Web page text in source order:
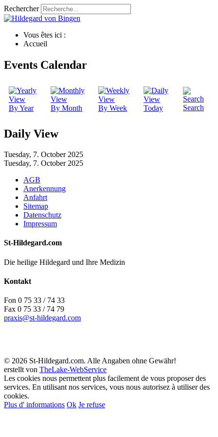
Rechercher
Vous êtes ici :
Accueil
Events Calendar
By Year By Month By Week Today Search
Daily View
Tuesday, 7. October 2025
Tuesday, 7. October 2025
AGB
Anerkennung
Anfahrt
Sitemap
Datenschutz
Impressum
St-Hildegard.com
Die heilige Hildegard und Ihre Medizin
Kontakt
Fon 0 75 33 / 74 33
Fax 0 75 33 / 74 79
praxis@st-hildegard.com
© 2026 St-Hildegard.com. Alle Angaben ohne Gewähr!
erstellt von TheLake-WebService
Les cookies nous permettent plus facilement de vous proposer des
services. En utilisant nos services, vous nous autorisez à utiliser des
cookies.
Plus d' informations Ok Je refuse